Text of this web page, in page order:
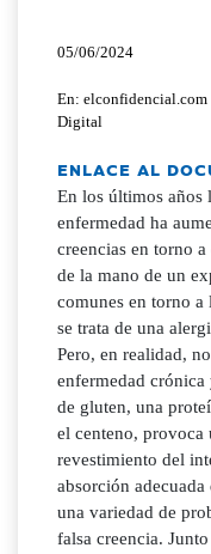
05/06/2024
En: elconfidencial.com
Digital
ENLACE AL
En los últimos años
enfermedad ha
creencias en torno
de la mano de un
comunes en torno a
se trata de una
Pero, en realidad,
enfermedad
de gluten, una
el centeno, provoca
revestimiento del
absorción
una variedad de
falsa creencia.